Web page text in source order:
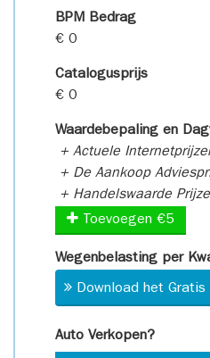
BPM Bedrag
€ 0
Catalogusprijs
€ 0
Waardebepaling en
+ Actuele
+ De Aankoop
+ Handelswaarde
Toevoegen €5
Wegenbelasting per
Download het
Auto Verkopen?